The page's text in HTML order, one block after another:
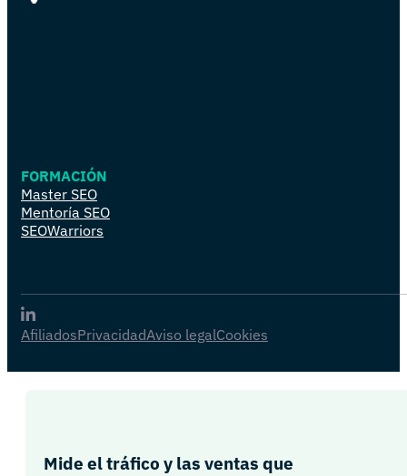
FORMACIÓN
Master SEO
Mentoría SEO
SEOWarriors
AfiliadosPrivacidadAviso legalCookies
Mide el tráfico y las ventas que